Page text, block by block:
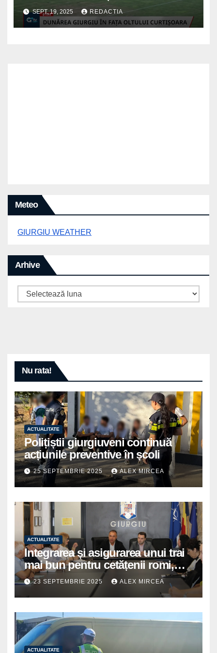
SEPT. 19, 2025 REDACTIA
Meteo
GIURGIU WEATHER
Arhive
Arhive
Nu rata!
ACTUALITATE
Polițiștii giurgiuveni continuă
acțiunile preventive în școli
25 SEPTEMBRIE 2025 ALEX MIRCEA
ACTUALITATE
Integrarea și asigurarea unui trai
mai bun pentru cetățenii romi,
prioritate pentru instituțiile
publice giurgiuvene
23 SEPTEMBRIE 2025 ALEX MIRCEA
ACTUALITATE